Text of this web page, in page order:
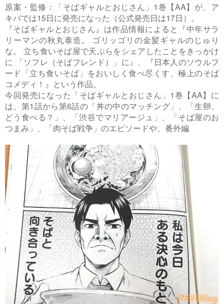
原案・監修：「そばギャルとおじさん」1巻【AA】が、ア
キバでは15日に発売になった（公式発売日は17日）。
『そばギャルとおじさん』は作品情報によると『中年サラ
リーマンの秋丸泰造。 ゴリッゴリの金髪ギャルのじゅり
な。 立ち食いそば屋で天ぷらをシェアしたことをきっかけ
に 「ソフレ（そばフレンド）」に』、『日本人のソウルフ
ード「立ち食いそば」をおいしく食べ尽くす、極上のそば
コメディ！』という作品。
今回発売になった「そばギャルとおじさん」1巻【AA】に
は、第1話から第6話の「丼の中のマッチング」、「生卵、
どう食べる？」、「渋谷でマリアージュ」、「そば屋のお
つまみ」、「肉そば戦争」のエピソードや、番外編